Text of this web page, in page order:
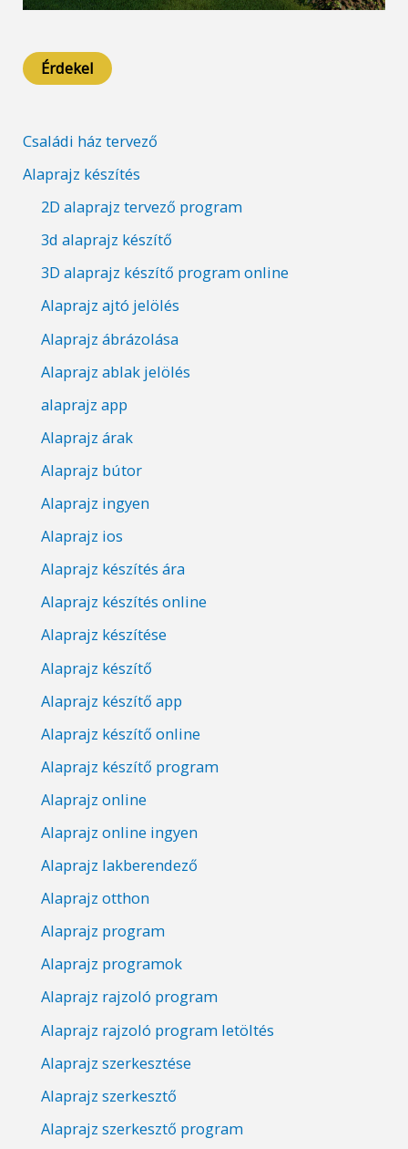
Érdekel
Családi ház tervező
Alaprajz készítés
2D alaprajz tervező program
3d alaprajz készítő
3D alaprajz készítő program online
Alaprajz ajtó jelölés
Alaprajz ábrázolása
Alaprajz ablak jelölés
alaprajz app
Alaprajz árak
Alaprajz bútor
Alaprajz ingyen
Alaprajz ios
Alaprajz készítés ára
Alaprajz készítés online
Alaprajz készítése
Alaprajz készítő
Alaprajz készítő app
Alaprajz készítő online
Alaprajz készítő program
Alaprajz online
Alaprajz online ingyen
Alaprajz lakberendező
Alaprajz otthon
Alaprajz program
Alaprajz programok
Alaprajz rajzoló program
Alaprajz rajzoló program letöltés
Alaprajz szerkesztése
Alaprajz szerkesztő
Alaprajz szerkesztő program